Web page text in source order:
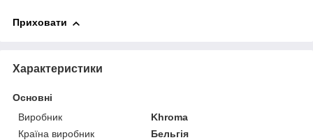
Приховати
Характеристики
Основні
Виробник
Khroma
Країна виробник
Бельгія